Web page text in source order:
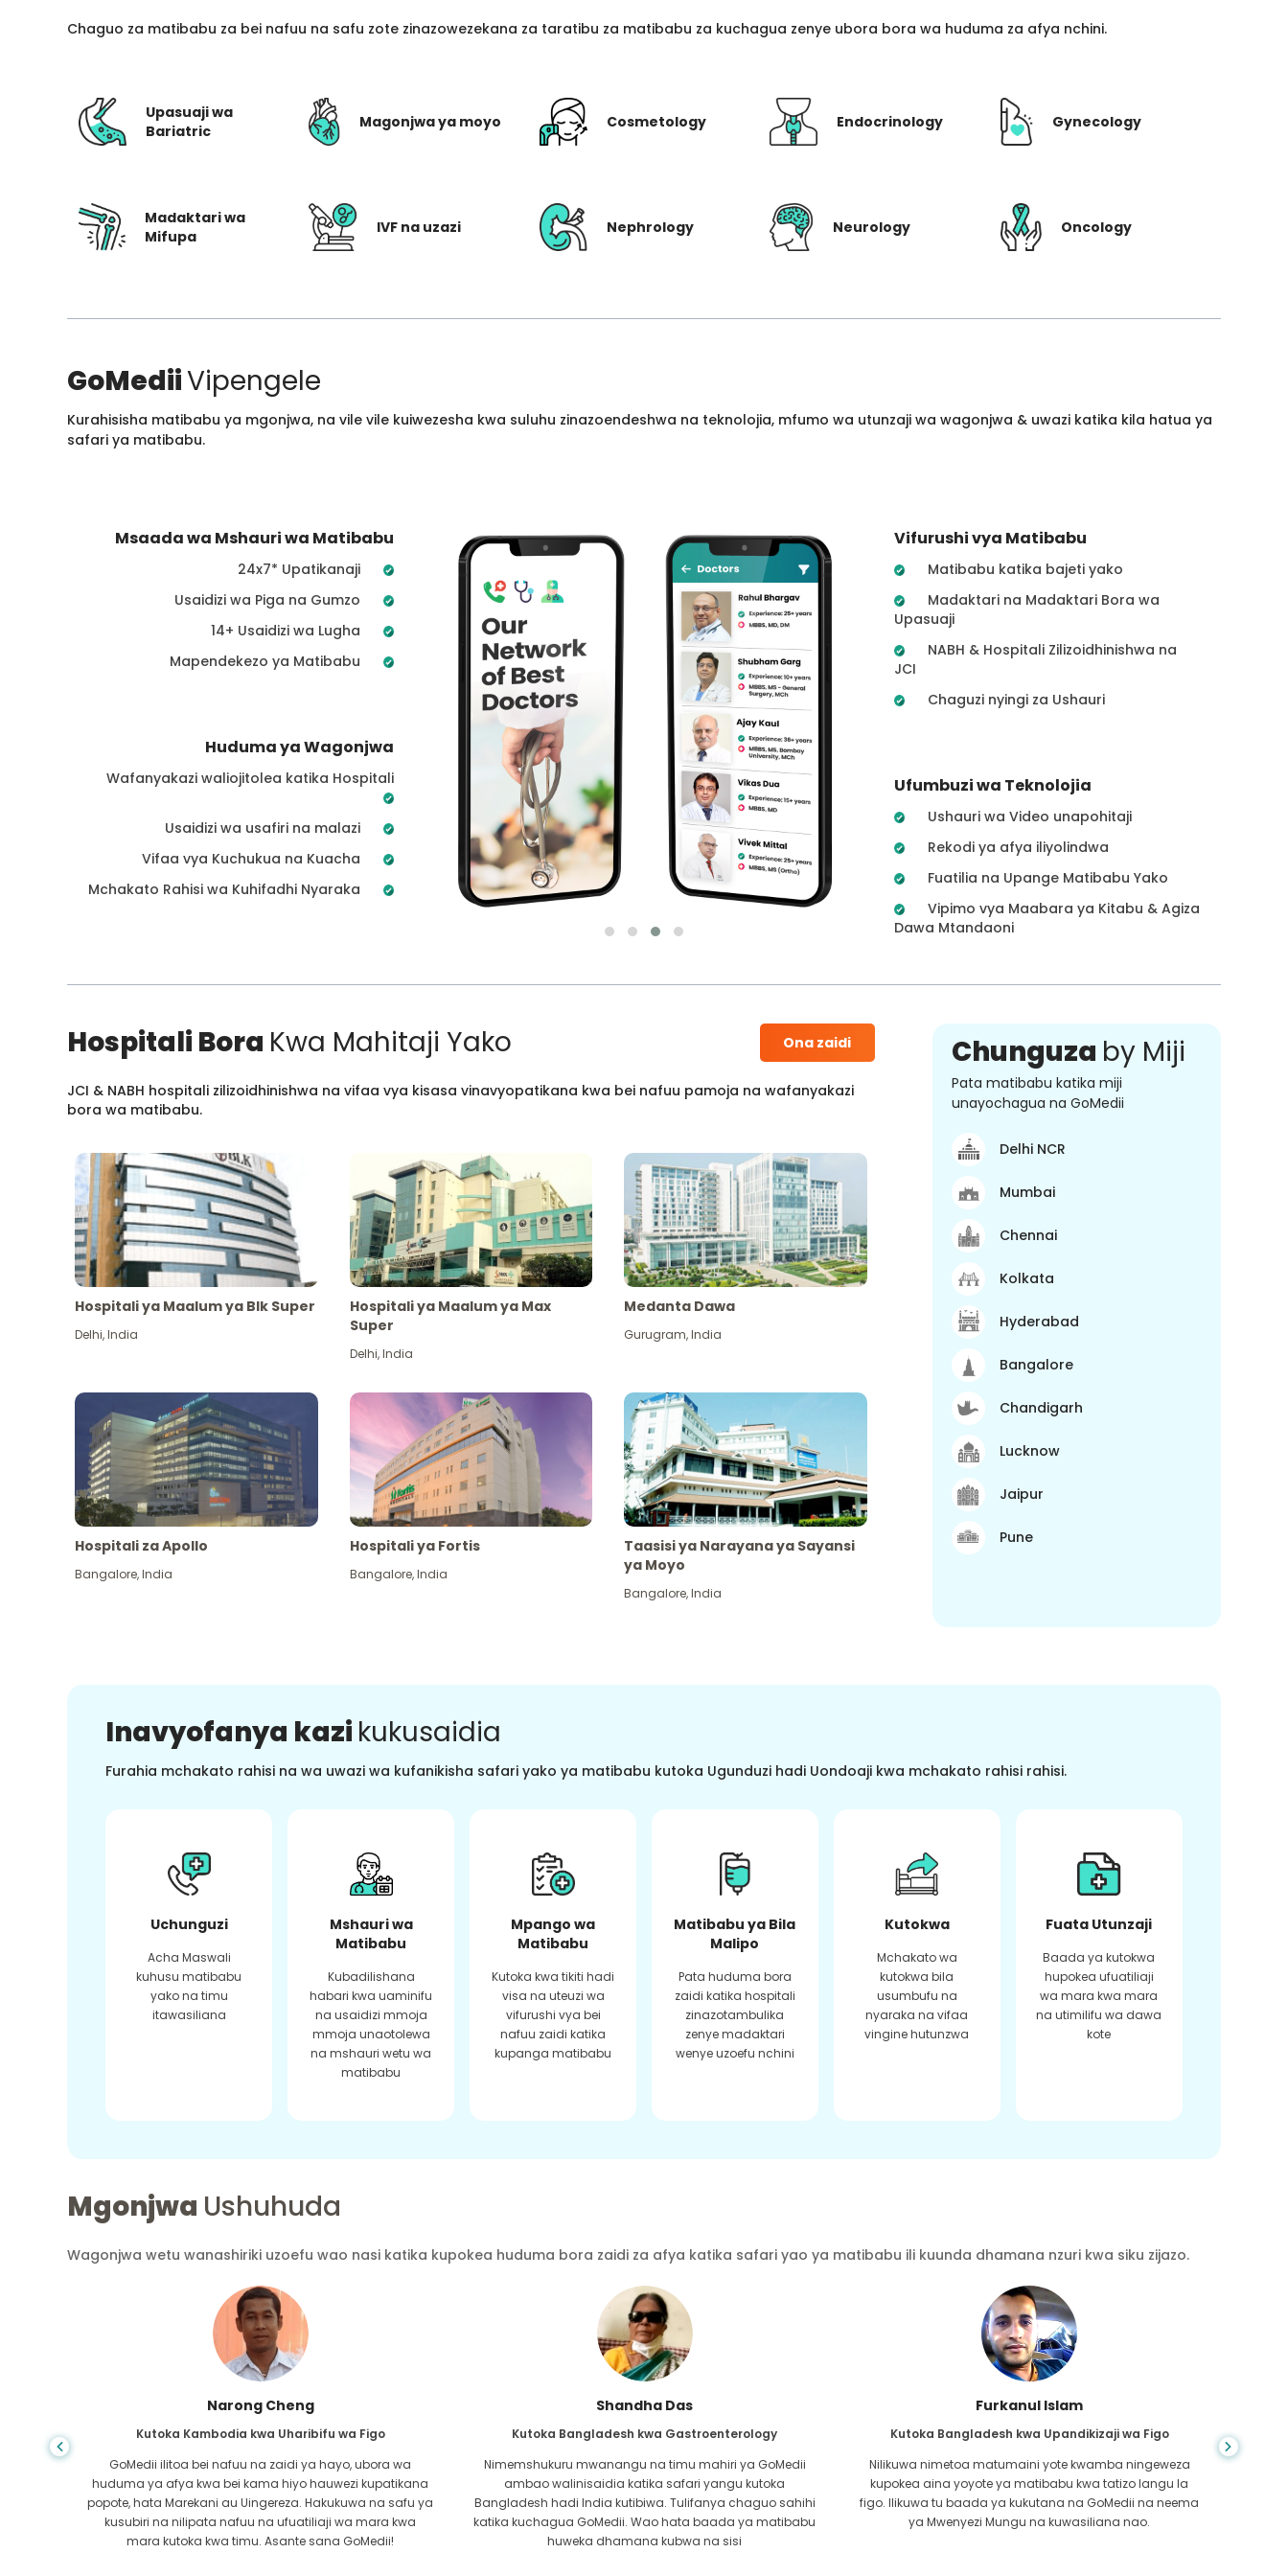
Chaguo za matibabu za bei nafuu na safu zote zinazowezekana za taratibu za matibabu za kuchagua zenye ubora bora wa huduma za afya nchini.
Upasuaji wa
Bariatric
Magonjwa ya moyo Cosmetology Endocrinology Gynecology
Madaktari wa
Mifupa
IVF na uzazi Nephrology Neurology Oncology
GoMediiVipengele
Kurahisisha matibabu ya mgonjwa, na vile vile kuiwezesha kwa suluhu zinazoendeshwa na teknolojia, mfumo wa utunzaji wa wagonjwa & uwazi katika kila hatua ya
safari ya matibabu.
Msaada wa Mshauri wa Matibabu
24x7* Upatikanaji
Usaidizi wa Piga na Gumzo
14+ Usaidizi wa Lugha
Mapendekezo ya Matibabu
Huduma ya Wagonjwa
Wafanyakazi waliojitolea katika Hospitali
Usaidizi wa usafiri na malazi
Vifaa vya Kuchukua na Kuacha
Mchakato Rahisi wa Kuhifadhi Nyaraka
Vifurushi vya Matibabu
Matibabu katika bajeti yako
Madaktari na Madaktari Bora wa
Upasuaji
NABH & Hospitali Zilizoidhinishwa na
JCI
Chaguzi nyingi za Ushauri
Ufumbuzi wa Teknolojia
Ushauri wa Video unapohitaji
Rekodi ya afya iliyolindwa
Fuatilia na Upange Matibabu Yako
Vipimo vya Maabara ya Kitabu & Agiza
Dawa Mtandaoni
Hospitali Bora Kwa Mahitaji Yako Ona zaidi
JCI & NABH hospitali zilizoidhinishwa na vifaa vya kisasa vinavyopatikana kwa bei nafuu pamoja na wafanyakazi
bora wa matibabu.
Hospitali ya Maalum ya Blk Super
Delhi,India
Hospitali ya Maalum ya Max
Super
Delhi,India
Medanta Dawa
Gurugram,India
Hospitali za Apollo
Bangalore,India
Hospitali ya Fortis
Bangalore,India
Taasisi ya Narayana ya Sayansi
ya Moyo
Bangalore,India
Chunguza by Miji
Pata matibabu katika miji
unayochagua na GoMedii
Delhi NCR
Mumbai
Chennai
Kolkata
Hyderabad
Bangalore
Chandigarh
Lucknow
Jaipur
Pune
Inavyofanya kazi kukusaidia
Furahia mchakato rahisi na wa uwazi wa kufanikisha safari yako ya matibabu kutoka Ugunduzi hadi Uondoaji kwa mchakato rahisi rahisi.
Uchunguzi
Acha Maswali
kuhusu matibabu
yako na timu
itawasiliana
Mshauri wa
Matibabu
Kubadilishana
habari kwa uaminifu
na usaidizi mmoja
mmoja unaotolewa
na mshauri wetu wa
matibabu
Mpango wa
Matibabu
Kutoka kwa tikiti hadi
visa na uteuzi wa
vifurushi vya bei
nafuu zaidi katika
kupanga matibabu
Matibabu ya Bila
Malipo
Pata huduma bora
zaidi katika hospitali
zinazotambulika
zenye madaktari
wenye uzoefu nchini
Kutokwa
Mchakato wa
kutokwa bila
usumbufu na
nyaraka na vifaa
vingine hutunzwa
Fuata Utunzaji
Baada ya kutokwa
hupokea ufuatiliaji
wa mara kwa mara
na utimilifu wa dawa
kote
Mgonjwa Ushuhuda
Wagonjwa wetu wanashiriki uzoefu wao nasi katika kupokea huduma bora zaidi za afya katika safari yao ya matibabu ili kuunda dhamana nzuri kwa siku zijazo.
Shandha Das
Kutoka Bangladesh kwa Gastroenterology
Nimemshukuru mwanangu na timu mahiri ya GoMedii
ambao walinisaidia katika safari yangu kutoka
Bangladesh hadi India kutibiwa. Tulifanya chaguo sahihi
katika kuchagua GoMedii. Wao hata baada ya matibabu
huweka dhamana kubwa na sisi
Furkanul Islam
Kutoka Bangladesh kwa Upandikizaji wa Figo
Nilikuwa nimetoa matumaini yote kwamba ningeweza
kupokea aina yoyote ya matibabu kwa tatizo langu la
figo. Ilikuwa tu baada ya kukutana na GoMedii na neema
ya Mwenyezi Mungu na kuwasiliana nao.
Chea Sarath
Kutoka Kambodia kwa CKD
CKD ni hali ya maisha ya muda mrefu ambayo inazidi
kuwa mbaya. Niliteseka kwa muda mrefu na hatimaye
GoMedii na mmoja wa mshirika wao huko Kambodia
walinisaidia kutambua ilikuwa wakati wa kushikilia afya